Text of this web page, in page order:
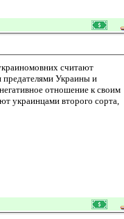
считают
Украины и
отношение к своим
украинцами второго сорта,